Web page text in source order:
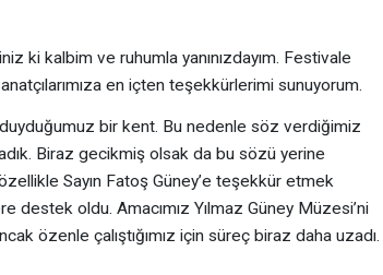
ki kalbim ve ruhumla yanınızdayım. Festivale
en içten teşekkürlerimi sunuyorum.
bir kent. Bu nedenle söz verdiğimiz
Biraz gecikmiş olsak da bu sözü yerine
Sayın Fatoş Güney’e teşekkür etmek
destek oldu. Amacımız Yılmaz Güney Müzesi’ni
özenle çalıştığımız için süreç biraz daha uzadı.